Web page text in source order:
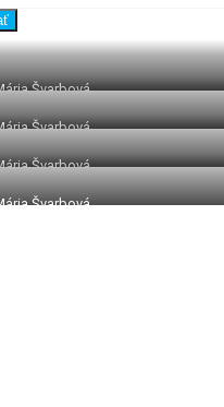
Švarbová
Švarbová
Švarbová
Švarbová